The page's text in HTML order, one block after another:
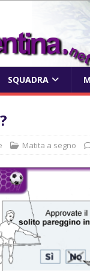
SQUADRA
Matita a segno